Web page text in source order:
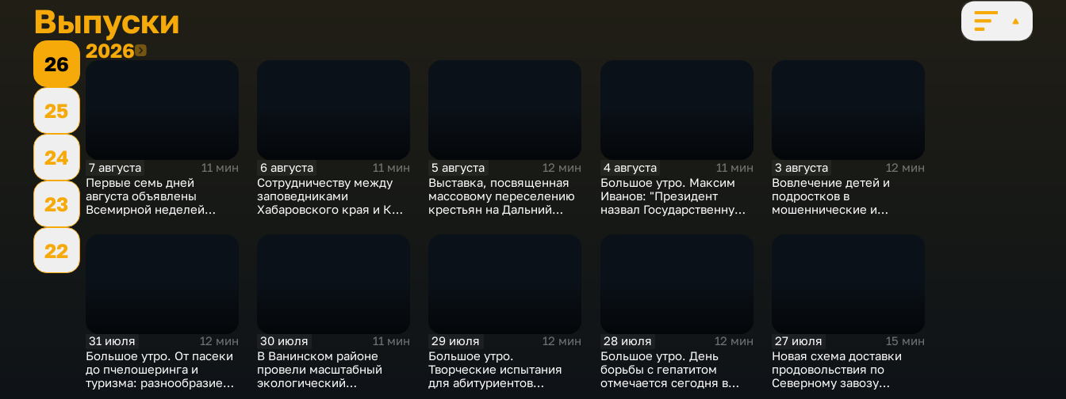
Выпуски
26
25
24
23
22
20262026
7 августа
11 мин
Первые семь дней
августа объявлены
Всемирной неделей
6 августа
11 мин
Сотрудничеству между
заповедниками
Хабаровского края и КНР
5 августа
12 мин
Выставка, посвященная
массовому переселению
крестьян на Дальний
4 августа
11 мин
Большое утро. Максим
Иванов: "Президент
назвал Государственную
3 августа
12 мин
Вовлечение детей и
подростков в
мошеннические и
31 июля
12 мин
Большое утро. От пасеки
до пчелошеринга и
туризма: разнообразие
30 июля
11 мин
В Ванинском районе
провели масштабный
экологический
29 июля
12 мин
Большое утро.
Творческие испытания
для абитуриентов
28 июля
12 мин
Большое утро. День
борьбы с гепатитом
отмечается сегодня в
27 июля
15 мин
Новая схема доставки
продовольствия по
Северному завозу